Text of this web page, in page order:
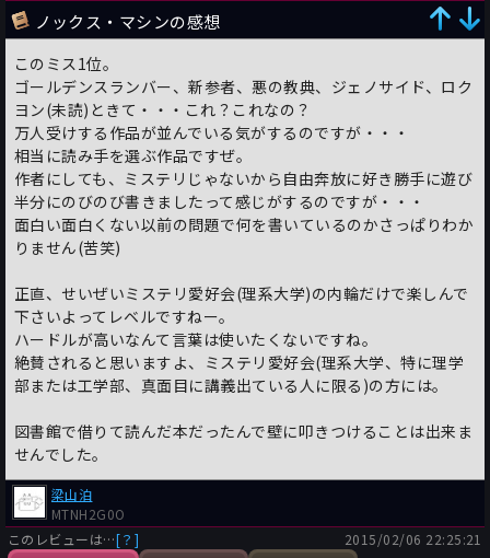
ノックス・マシンの感想
このミス1位。
ゴールデンスランバー、新参者、悪の教典、ジェノサイド、ロク
ヨン(未読)ときて・・・これ？これなの？
万人受けする作品が並んでいる気がするのですが・・・
相当に読み手を選ぶ作品ですぜ。
作者にしても、ミステリじゃないから自由奔放に好き勝手に遊び
半分にのびのび書きましたって感じがするのですが・・・
面白い面白くない以前の問題で何を書いているのかさっぱりわか
りません(苦笑)
正直、せいぜいミステリ愛好会(理系大学)の内輪だけで楽しんで
下さいよってレベルですねー。
ハードルが高いなんて言葉は使いたくないですね。
絶賛されると思いますよ、ミステリ愛好会(理系大学、特に理学
部または工学部、真面目に講義出ている人に限る)の方には。
図書館で借りて読んだ本だったんで壁に叩きつけることは出来ま
せんでした。
梁山泊
MTNH2G0O
このレビューは…[？] 2015/02/06 22:25:21